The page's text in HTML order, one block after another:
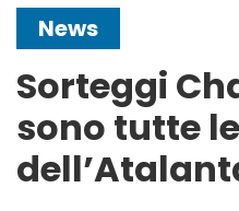
News
Sorteggi
sono tutte